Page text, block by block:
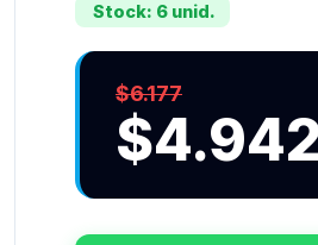
Stock: 6 unid.
$6.177
$4.942